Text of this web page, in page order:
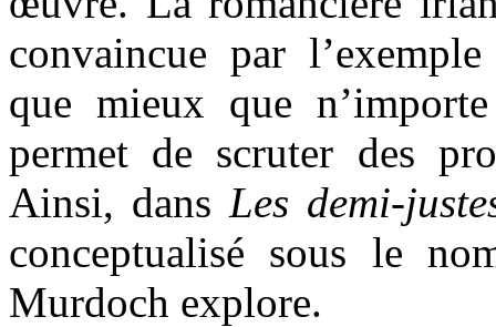
convaincue par
que mieux que
permet de scruter des
Ainsi, dans Les demi-
conceptualisé sous le
Murdoch explore.